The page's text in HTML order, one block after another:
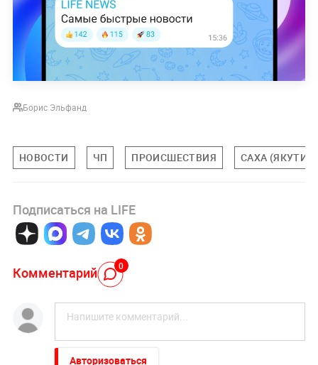
Борис Эльфанд
НОВОСТИ ЧП ПРОИСШЕСТВИЯ САХА
Подписаться на LIFE
Комментарий 0
Авторизоваться